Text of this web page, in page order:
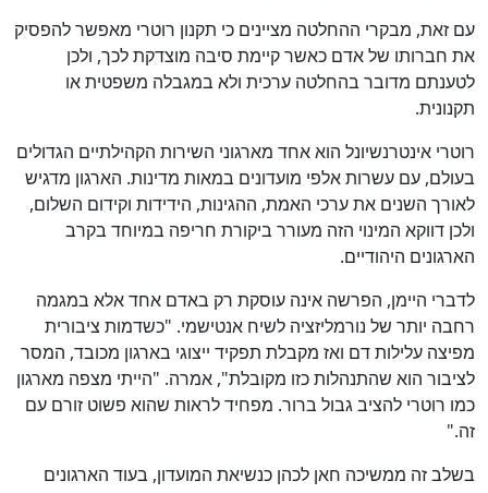
עם זאת, מבקרי ההחלטה מציינים כי תקנון רוטרי מאפשר להפסיק
את חברותו של אדם כאשר קיימת סיבה מוצדקת לכך, ולכן
לטענתם מדובר בהחלטה ערכית ולא במגבלה משפטית או
תקנונית.
רוטרי אינטרנשיונל הוא אחד מארגוני השירות הקהילתיים הגדולים
בעולם, עם עשרות אלפי מועדונים במאות מדינות. הארגון מדגיש
לאורך השנים את ערכי האמת, ההגינות, הידידות וקידום השלום,
ולכן דווקא המינוי הזה מעורר ביקורת חריפה במיוחד בקרב
הארגונים היהודיים.
לדברי היימן, הפרשה אינה עוסקת רק באדם אחד אלא במגמה
רחבה יותר של נורמליזציה לשיח אנטישמי. "כשדמות ציבורית
מפיצה עלילות דם ואז מקבלת תפקיד ייצוגי בארגון מכובד, המסר
לציבור הוא שהתנהלות כזו מקובלת", אמרה. "הייתי מצפה מארגון
כמו רוטרי להציב גבול ברור. מפחיד לראות שהוא פשוט זורם עם
זה."
בשלב זה ממשיכה חאן לכהן כנשיאת המועדון, בעוד הארגונים